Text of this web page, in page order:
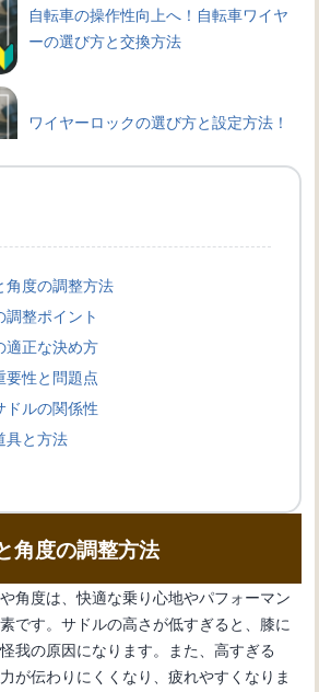
自転車の操作性向上へ！自転車ワイヤ
ーの選び方と交換方法
ワイヤーロックの選び方と設定方法！
順と必要道具を詳しく解説
自転車愛好家必見！ブレーキワイヤー
の選び方と交換方法を解説
自転車盗難から身を守る！ワイヤーロ
自転車の新しい変速機の取り付け方
自転車初心者のためのメンテナンス
術：変速機のワイヤー交換
角度の調整方法
整ポイント
適正な決め方
要性と問題点
ドルの関係性
具と方法
角度の調整方法
角度は、快適な乗り心地やパフォーマン
です。サドルの高さが低すぎると、膝に
我の原因になります。また、高すぎる
が伝わりにくくなり、疲れやすくなりま